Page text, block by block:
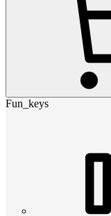
Fun_keys